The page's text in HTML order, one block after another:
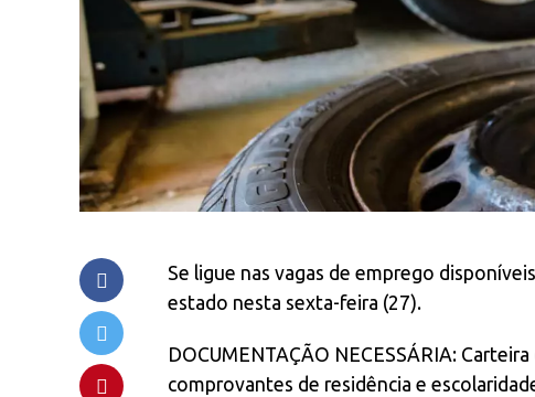
Se ligue nas vagas de emprego
estado nesta sexta-feira (27).
DOCUMENTAÇÃO NECESSÁRIA:
comprovantes de residência e